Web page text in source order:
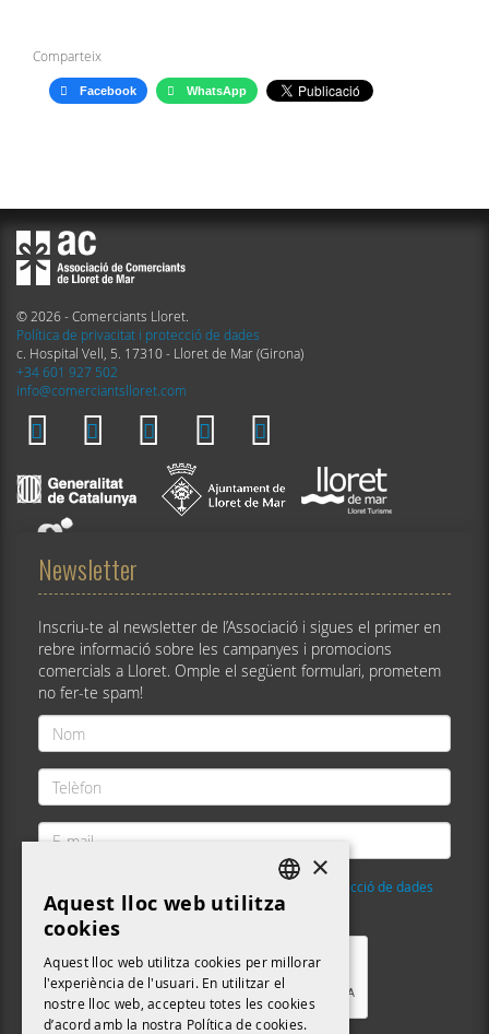
Comparteix
Facebook WhatsApp
© 2026 - Comerciants Lloret.
Política de privacitat i protecció de dades
c. Hospital Vell, 5. 17310 - Lloret de Mar (Girona)
+34 601 927 502
info@comerciantslloret.com
Newsletter
Inscriu-te al newsletter de l’Associació i sigues el primer en
rebre informació sobre les campanyes i promocions
comercials a Lloret. Omple el següent formulari, prometem
no fer-te spam!
Nom
*
Telèfon
*
E-
Política de privacitat i protecció de dades
Validació DEFAULT LANGUAGE
×
Aquest lloc web utilitza
cookies
Aquest lloc web utilitza cookies per millorar
l'experiència de l'usuari. En utilitzar el
nostre lloc web, accepteu totes les cookies
d’acord amb la nostra Política de cookies.